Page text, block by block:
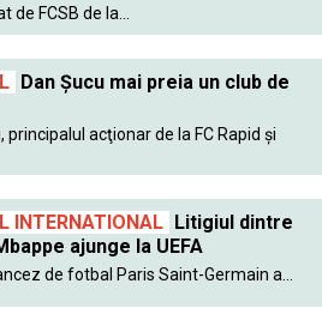
de FCSB de la...
Dan Şucu mai preia un club de
principalul acţionar de la FC Rapid şi
INTERNATIONAL Litigiul dintre
ajunge la UEFA
de fotbal Paris Saint-Germain a...